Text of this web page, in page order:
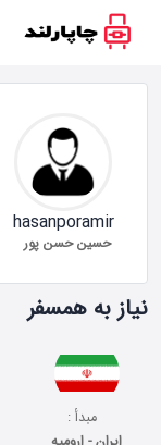
نیاز به همسفر
مبدأ :
hasanporamir
حسین حسن پور